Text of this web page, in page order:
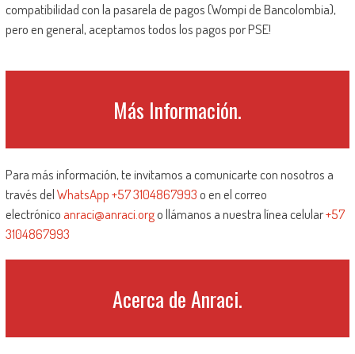
compatibilidad con la pasarela de pagos (Wompi de Bancolombia),
pero en general, aceptamos todos los pagos por PSE!
Más Información.
Para más información, te invitamos a comunicarte con nosotros a
través delWhatsApp +57 3104867993o en el correo
electrónico anraci@anraci.orgo llámanos a nuestra línea celular+57
3104867993
Acerca de Anraci.